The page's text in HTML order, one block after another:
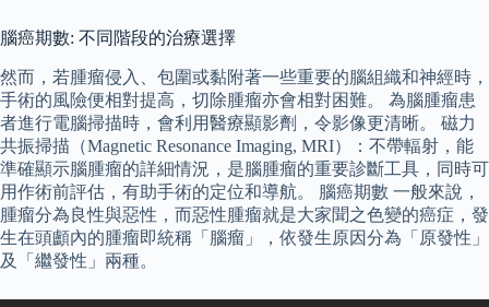
腦癌期數: 不同階段的治療選擇
然而，若腫瘤侵入、包圍或黏附著一些重要的腦組織和神經時，
手術的風險便相對提高，切除腫瘤亦會相對困難。 為腦腫瘤患
者進行電腦掃描時，會利用醫療顯影劑，令影像更清晰。 磁力
共振掃描（Magnetic Resonance Imaging, MRI）：不帶輻射，能
準確顯示腦腫瘤的詳細情況，是腦腫瘤的重要診斷工具，同時可
用作術前評估，有助手術的定位和導航。 腦癌期數 一般來說，
腫瘤分為良性與惡性，而惡性腫瘤就是大家聞之色變的癌症，發
生在頭顱內的腫瘤即統稱「腦瘤」，依發生原因分為「原發性」
及「繼發性」兩種。